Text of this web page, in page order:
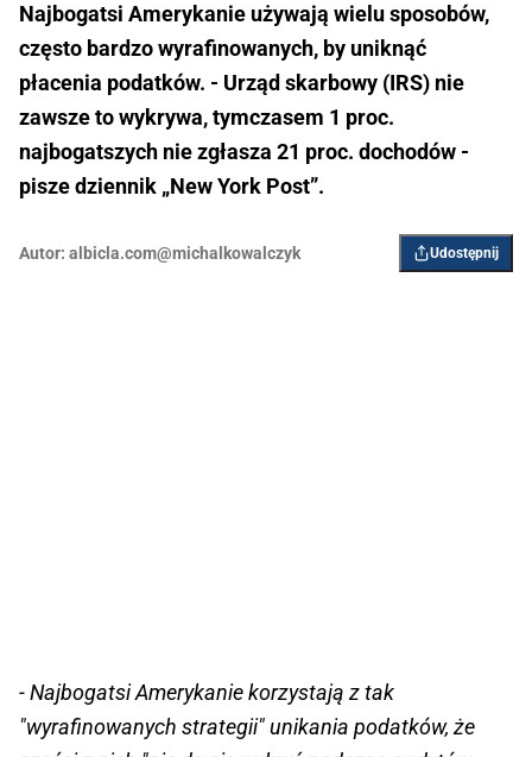
Najbogatsi Amerykanie używają wielu sposobów,
często bardzo wyrafinowanych, by uniknąć
płacenia podatków. - Urząd skarbowy (IRS) nie
zawsze to wykrywa, tymczasem 1 proc.
najbogatszych nie zgłasza 21 proc. dochodów -
pisze dziennik „New York Post”.
Autor: albicla.com@michalkowalczyk Udostępnij
- Najbogatsi Amerykanie korzystają z tak
"wyrafinowanych strategii" unikania podatków, że